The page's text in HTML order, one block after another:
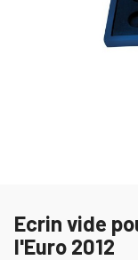
Ecrin vide
l'Euro 2012